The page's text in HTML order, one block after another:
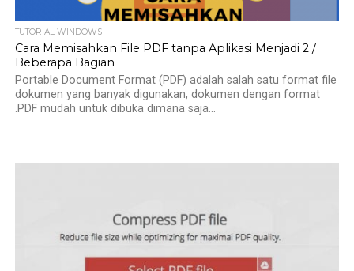
TUTORIAL WINDOWS
Cara Memisahkan File PDF tanpa Aplikasi Menjadi 2 /
Beberapa Bagian
Portable Document Format (PDF) adalah salah satu format file
dokumen yang banyak digunakan, dokumen dengan format
.PDF mudah untuk dibuka dimana saja...